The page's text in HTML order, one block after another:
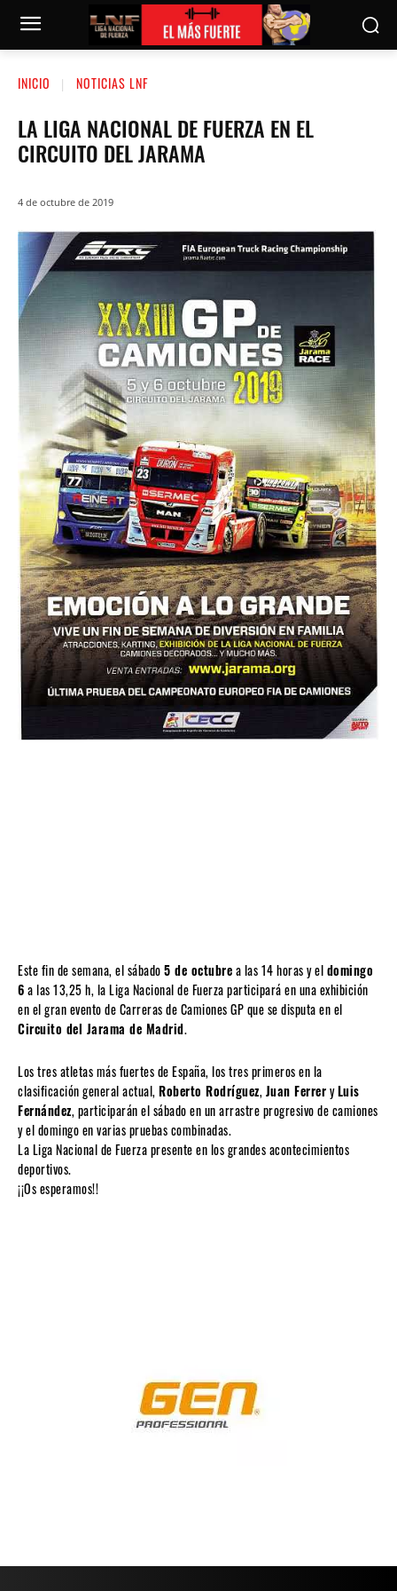
INICIO NOTICIAS LNF
LA LIGA NACIONAL DE FUERZA EN EL
CIRCUITO DEL JARAMA
4 de octubre de 2019
Este fin de semana, el sábado5 de octubrea las 14 horas y eldomingo
6a las 13,25 h, la Liga Nacional de Fuerza participará en una exhibición
en el gran evento de Carreras de Camiones GP que se disputa en el
Circuito del Jarama de Madrid.
Los tres atletas más fuertes de España, los tres primeros en la
clasificación general actual,Roberto Rodríguez,Juan FerreryLuis
Fernández, participarán el sábado en un arrastre progresivo de camiones
y el domingo en varias pruebas combinadas.
La Liga Nacional de Fuerza presente en los grandes acontecimientos
deportivos.
¡¡Os esperamos!!